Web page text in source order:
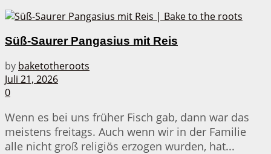
Süß-Saurer Pangasius mit Reis
by baketotheroots
Juli 21, 2026
0
Wenn es bei uns früher Fisch gab, dann war das
meistens freitags. Auch wenn wir in der Familie
alle nicht groß religiös erzogen wurden, hat...